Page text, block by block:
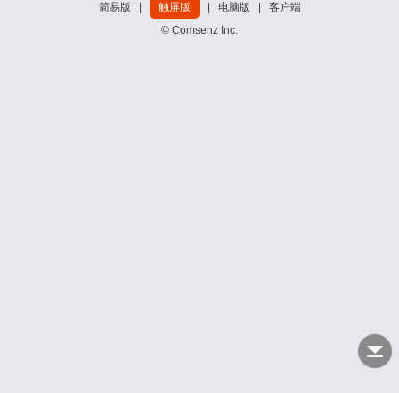
简易版 触屏版 电脑版
客户端
© Comsenz Inc.